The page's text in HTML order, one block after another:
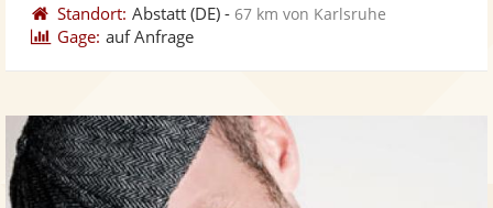
Standort: Abstatt (DE) -67 km von Karlsruhe
Gage: auf Anfrage